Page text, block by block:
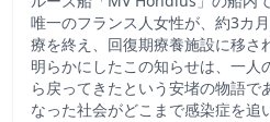
唯一のフランス人女性が、約3カ
療を終え、回復期療養施設に移さ
明らかにしたこの知らせは、一人
ら戻ってきたという安堵の物語で
なった社会がどこまで感染症を